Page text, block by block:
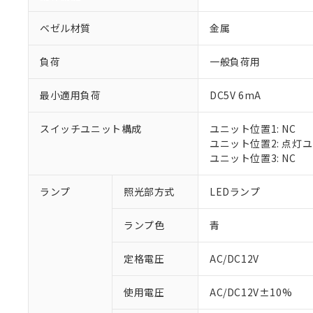
ベゼル材質 金属
負荷 一般負荷用
最小適用負荷 DC5V 6mA
スイッチユニット構成
ユニット位置1: NC
ユニット位置2: 点灯
ユニット位置3: NC
ランプ 照光部方式 LEDランプ
ランプ色 青
定格電圧 AC/DC12V
使用電圧 AC/DC12V±10%
ご利用条件
※1 対応状況
調査・確認中：
非該当品：ライセ
仕入先様の事情に
があります。
※1 中国